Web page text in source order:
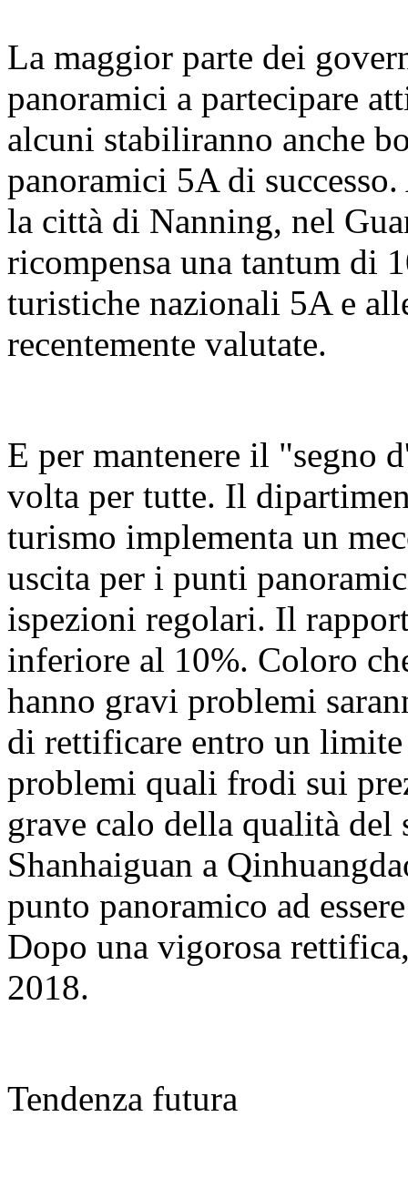
La maggior parte dei
panoramici a partecipare
alcuni stabiliranno anche
panoramici 5A di
la città di Nanning, nel
ricompensa una tantum di
turistiche nazionali 5A e
recentemente valutate.
E per mantenere il "segno
volta per tutte. Il
turismo implementa un
uscita per i punti
ispezioni regolari. Il
inferiore al 10%. Coloro
hanno gravi problemi
di rettificare entro un
problemi quali frodi sui
grave calo della qualità
Shanhaiguan a
punto panoramico ad
Dopo una vigorosa
2018.
Tendenza futura